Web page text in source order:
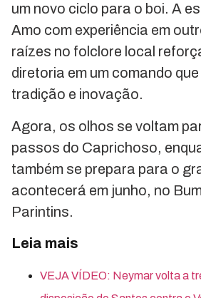
um novo ciclo para o boi. A
Amo com experiência em
raízes no folclore local
diretoria em um comando
tradição e inovação.
Agora, os olhos se voltam
passos do Caprichoso,
também se prepara para o
acontecerá em junho, no
Parintins.
Leia mais
VEJA VÍDEO: Neymar volta a